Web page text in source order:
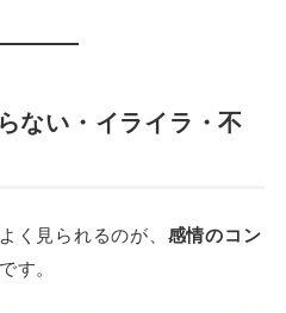
ない・イライラ・不
く見られるのが、 感情のコン
です。